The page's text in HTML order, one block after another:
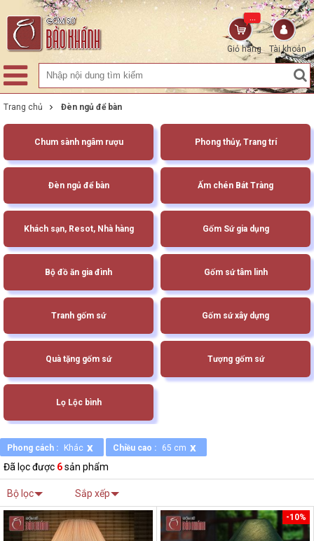
Tài khoản
Giỏ hàng
...
Trang chủ Đèn ngủ để bàn
Chum sành ngâm rượu Phong thủy, Trang trí
Đèn ngủ để bàn Ấm chén Bát Tràng
Khách sạn, Resot, Nhà hàng Gốm Sứ gia dụng
Bộ đồ ăn gia đình Gốm sứ tâm linh
Tranh gốm sứ Gốm sứ xây dựng
Quà tặng gốm sứ Tượng gốm sứ
Lọ Lộc bình
Phong cách : Khác x Chiều cao : 65 cm x
Đã lọc được 6sản phẩm
Bộ lọc Sắp xếp
-10%